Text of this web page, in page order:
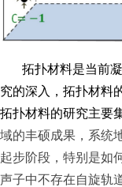
拓扑材料是当前
究的深入，拓扑材料
拓扑材料的研究主要
域的丰硕成果，系统
起步阶段，特别是如
声子中不存在自旋轨